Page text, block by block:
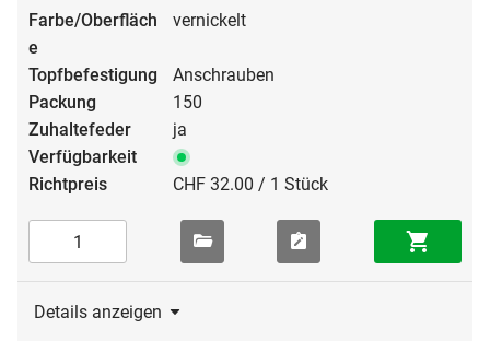
vernickelt
Anschrauben
150
ja
CHF 32.00 / 1 Stück
Details anzeigen